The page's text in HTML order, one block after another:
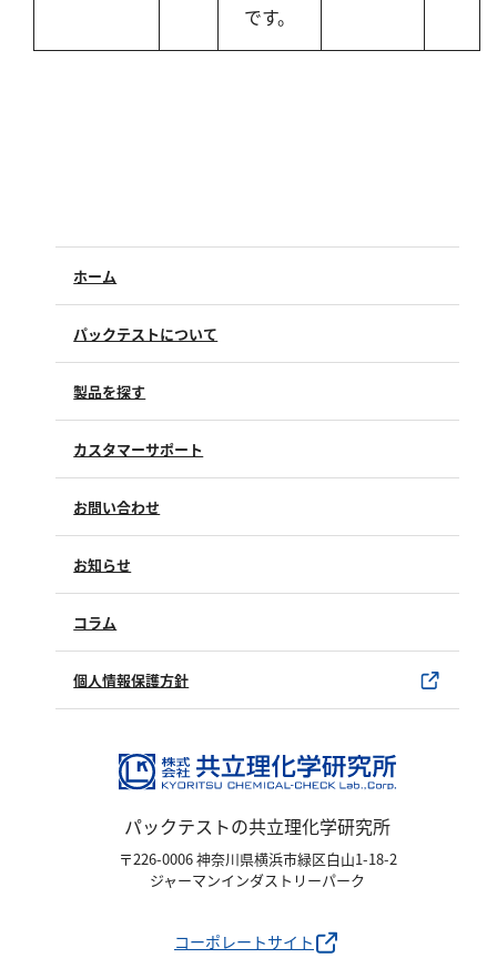
です。
ホーム
パックテストについて
製品を探す
カスタマーサポート
製品のご購入について
SDSについて
水銀使用製品について
該非判定書について
お問い合わせ
試薬サンプル
製品カタログ
お知らせ
コラム
個人情報保護方針
パックテストの共立理化学研究所
〒226-0006 神奈川県横浜市緑区白山1-18-2
ジャーマンインダストリーパーク
コーポレートサイト